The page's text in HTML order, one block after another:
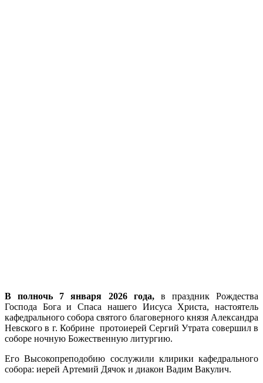
В полночь 7 января 2026 года,в праздник Рождества
Господа Бога и Спаса нашего Иисуса Христа, настоятель
кафедрального собора святого благоверного князя Александра
Невского в г. Кобрине протоиерей Сергий Утрата совершил в
соборе ночную Божественную литургию.
Его Высокопреподобию сослужили клирики кафедрального
собора: иерей Артемий Дячок и диакон Вадим Вакулич.